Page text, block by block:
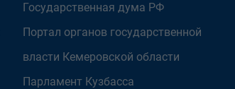
Государственная дума РФ
Портал органов государственной
власти Кемеровской области
Парламент Кузбасса